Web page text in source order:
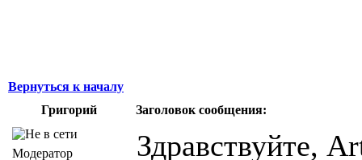
Вернуться к началу
Григорий
Заголовок сообщения:
Модератор Здравствуйте,